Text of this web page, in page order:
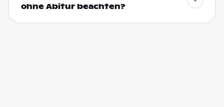
ohne Abitur beachten?